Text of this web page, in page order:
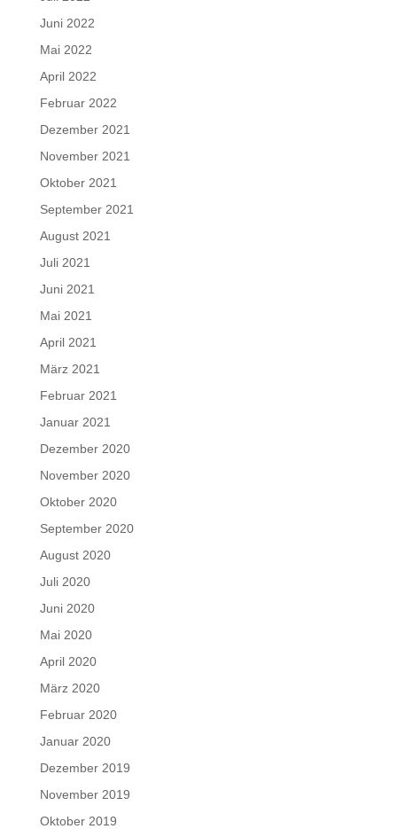
Juni 2022
Mai 2022
April 2022
Februar 2022
Dezember 2021
November 2021
Oktober 2021
September 2021
August 2021
Juli 2021
Juni 2021
Mai 2021
April 2021
März 2021
Februar 2021
Januar 2021
Dezember 2020
November 2020
Oktober 2020
September 2020
August 2020
Juli 2020
Juni 2020
Mai 2020
April 2020
März 2020
Februar 2020
Januar 2020
Dezember 2019
November 2019
Oktober 2019